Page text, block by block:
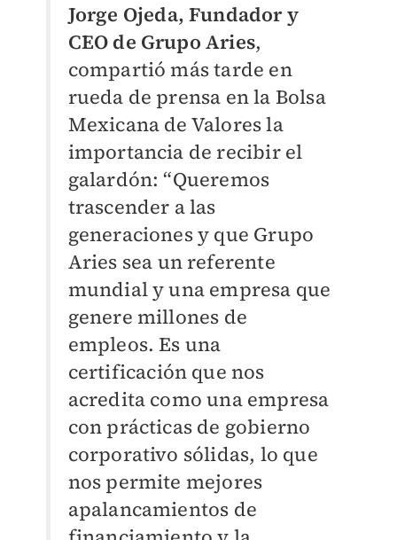
Jorge Ojeda, Fundador y
CEO de Grupo Aries,
compartió más tarde en
rueda de prensa en la Bolsa
Mexicana de Valores la
importancia de recibir el
galardón: “Queremos
trascender a las
generaciones y que Grupo
Aries sea un referente
mundial y una empresa que
genere millones de
empleos. Es una
certificación que nos
acredita como una empresa
con prácticas de gobierno
corporativo sólidas, lo que
nos permite mejores
apalancamientos de